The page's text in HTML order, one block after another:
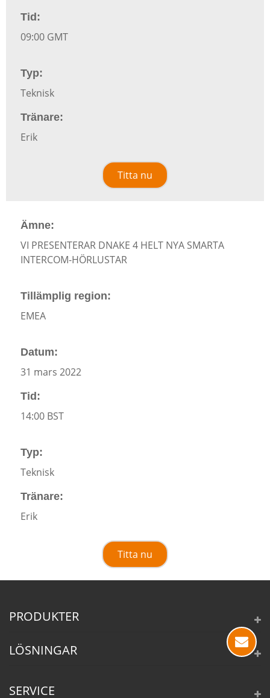
Tid:
09:00 GMT
Typ:
Teknisk
Tränare:
Erik
Titta nu
Ämne:
VI PRESENTERAR DNAKE 4 HELT NYA SMARTA
INTERCOM-HÖRLUSTAR
Tillämplig region:
EMEA
Datum:
31 mars 2022
Tid:
14:00 BST
Typ:
Teknisk
Tränare:
Erik
Titta nu
PRODUKTER
LÖSNINGAR
SERVICE